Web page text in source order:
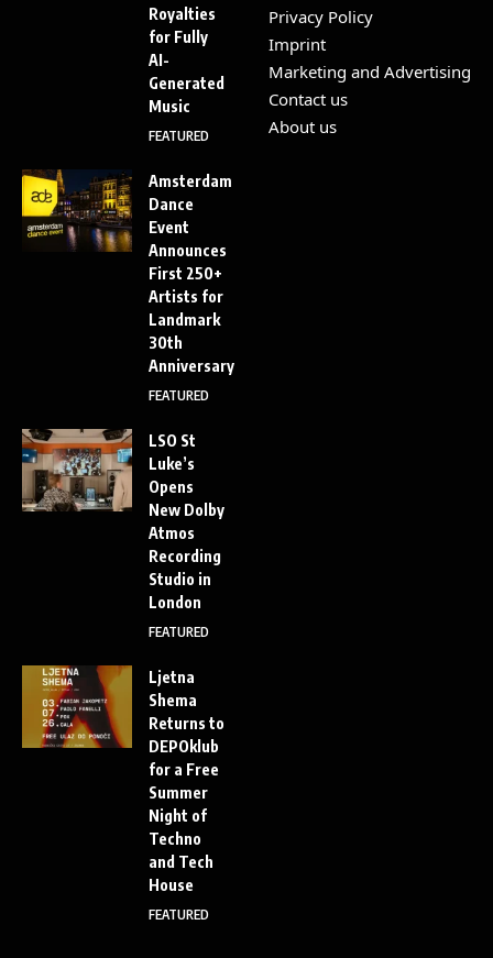
Royalties
for Fully
AI-
Generated
Music
FEATURED
Amsterdam
Dance
Event
Announces
First 250+
Artists for
Landmark
30th
Anniversary
FEATURED
LSO St
Luke’s
Opens
New Dolby
Atmos
Recording
Studio in
London
FEATURED
Ljetna
Shema
Returns to
DEPOklub
for a Free
Summer
Night of
Techno
and Tech
House
FEATURED
Privacy Policy
Imprint
Marketing and Advertising
Contact us
About us